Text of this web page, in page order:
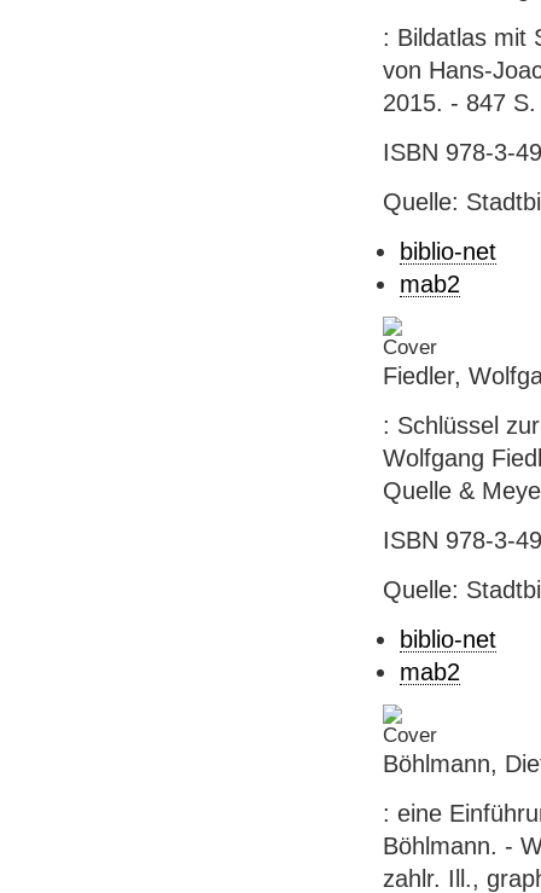
: Bildatlas mit
von Hans-
2015. - 847
ISBN 978-3-
Quelle:
biblio-net
mab2
Fiedler,
: Schlüssel
Wolfgang
Quelle &
ISBN 978-3-
Quelle:
biblio-net
mab2
Böhlmann,
: eine
Böhlmann. -
zahlr. Ill.,